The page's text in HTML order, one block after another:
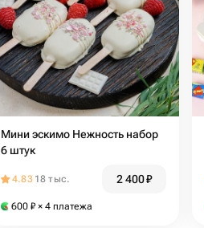
Мини эскимо Нежность набор
6 штук
4.83 18 тыс. 2 400₽
600 ₽ × 4 платежа